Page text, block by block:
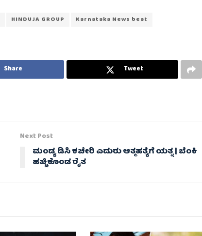
HINDUJA GROUP
Karnataka News beat
Share Tweet
Next Post
ಮಂಡ್ಯ ಡಿಸಿ ಕಚೇರಿ ಎದುರು ಆತ್ಮಹತ್ಯೆಗೆ ಯತ್ನ | ಬೆಂಕಿ
ಹಚ್ಚಿಕೊಂಡ ರೈತ